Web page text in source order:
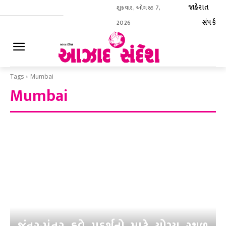
શુક્રવાર, ઓગસ્ટ 7,
2026
જાહેરાત
સંપર્ક
Tags Mumbai
Mumbai